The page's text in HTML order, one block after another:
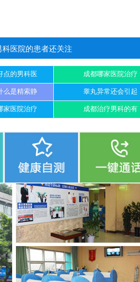
医院的患者还关注
点的男科医 成都哪家医院治疗
么是精索静 睾丸异常还会引起
家医院治疗 成都治疗男科的有